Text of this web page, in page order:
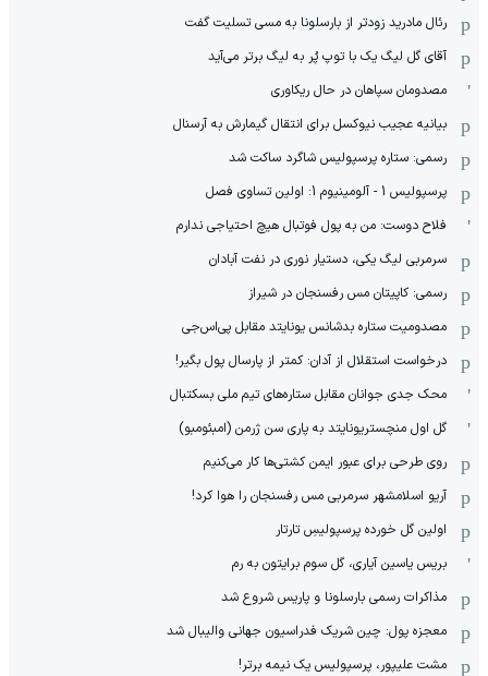
رئال مادرید زودتر از بارسلونا به مسی تسلیت گفت
آقای گل لیگ یک با توپ پُر به لیگ برتر می‌آید
مصدومان سپاهان در حال ریکاوری
بیانیه عجیب نیوکسل برای انتقال گیمارش به آرسنال
رسمی: ستاره پرسپولیس شاگرد ساکت شد
پرسپولیس 1 - آلومینیوم 1: اولین تساوی فصل
فلاح دوست: من به پول فوتبال هیچ احتیاجی ندارم
سرمربی لیگ یکی، دستیار نوری در نفت آبادان
رسمی: کاپیتان مس رفسنجان در شیراز
مصدومیت ستاره بدشانس یونایتد مقابل پی‌اس‌جی
درخواست استقلال از آدان: کمتر از پارسال پول بگیر!
محک جدی ‌جوانان مقابل ستاره‌های تیم ملی بسکتبال
گل اول منچستریونایتد به پاری سن ژرمن (امبئومبو)
روی طرحی برای عبور ایمن کشتی‌ها کار می‌کنیم
آریو اسلامشهر سرمربی مس رفسنجان را هوا کرد!
اولین گل خورده پرسپولیسِ تارتار
بریس یاسین آیاری، گل سوم برایتون به رم
مذاکرات رسمی بارسلونا و پاریس شروع شد
معجزه پول: چین شریک فدراسیون جهانی والیبال شد
مشت علیپور، پرسپولیس یک نیمه برتر!